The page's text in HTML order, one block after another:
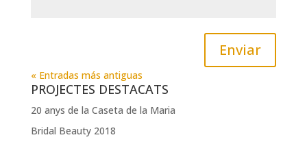
Enviar
« Entradas más antiguas
PROJECTES DESTACATS
20 anys de la Caseta de la Maria
Bridal Beauty 2018